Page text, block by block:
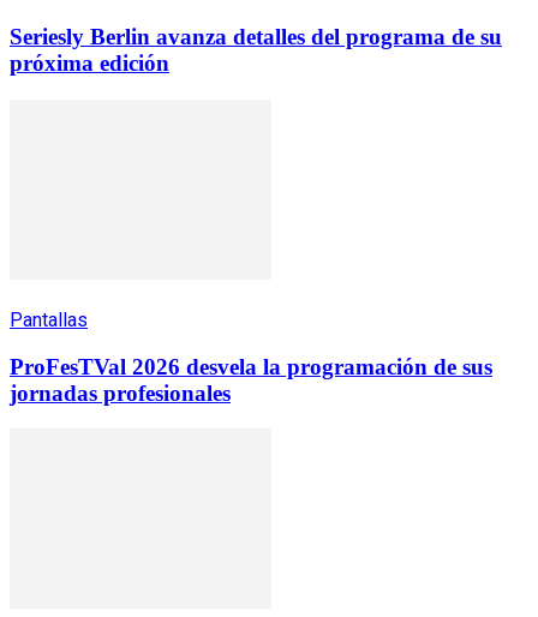
Seriesly Berlin avanza detalles del programa de su
próxima edición
Pantallas
ProFesTVal 2026 desvela la programación de sus
jornadas profesionales